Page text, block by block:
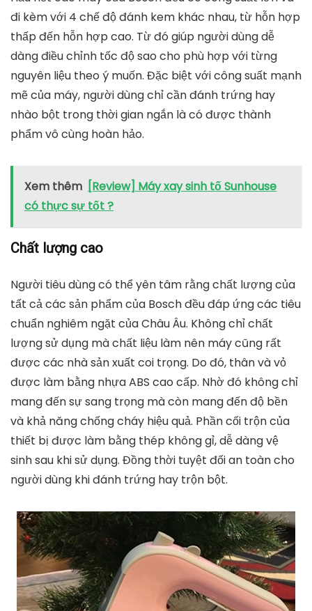
đi kèm với 4 chế độ đánh kem khác nhau, từ hỗn hợp
thấp đến hỗn hợp cao. Từ đó giúp người dùng dễ
dàng điều chỉnh tốc độ sao cho phù hợp với từng
nguyên liệu theo ý muốn. Đặc biệt với công suất mạnh
mẽ của máy, người dùng chỉ cần đánh trứng hay
nhào bột trong thời gian ngắn là có được thành
phẩm vô cùng hoàn hảo.
Xem thêm [Review] Máy xay sinh tố Sunhouse
có thực sự tốt ?
Chất lượng cao
Người tiêu dùng có thể yên tâm rằng chất lượng của
tất cả các sản phẩm của Bosch đều đáp ứng các tiêu
chuẩn nghiêm ngặt của Châu Âu. Không chỉ chất
lượng sử dụng mà chất liệu làm nên máy cũng rất
được các nhà sản xuất coi trọng. Do đó, thân và vỏ
được làm bằng nhựa ABS cao cấp. Nhờ đó không chỉ
mang đến sự sang trọng mà còn mang đến độ bền
và khả năng chống cháy hiệu quả. Phần cối trộn của
thiết bị được làm bằng thép không gỉ, dễ dàng vệ
sinh sau khi sử dụng. Đồng thời tuyệt đối an toàn cho
người dùng khi đánh trứng hay trộn bột.